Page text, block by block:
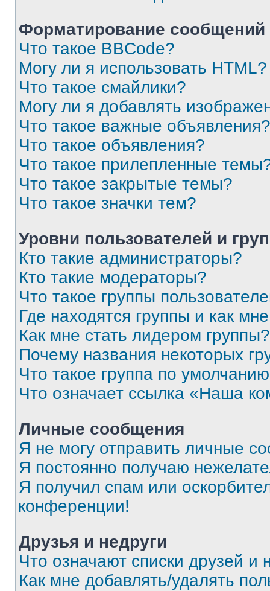
Форматирование
Что такое BBCode?
Могу ли я использовать HTML?
Что такое смайлики?
Могу ли я добавлять
Что такое важные объявления?
Что такое объявления?
Что такое прилепленные
Что такое закрытые темы?
Что такое значки тем?
Уровни пользователей и
Кто такие администраторы?
Кто такие модераторы?
Что такое группы
Где находятся группы и как
Как мне стать лидером группы?
Почему названия некоторых
Что такое группа по
Что означает ссылка «Наша
Личные сообщения
Я не могу отправить личные
Я постоянно получаю
Я получил спам или
конференции!
Друзья и недруги
Что означают списки друзей и
Как мне добавлять/удалять